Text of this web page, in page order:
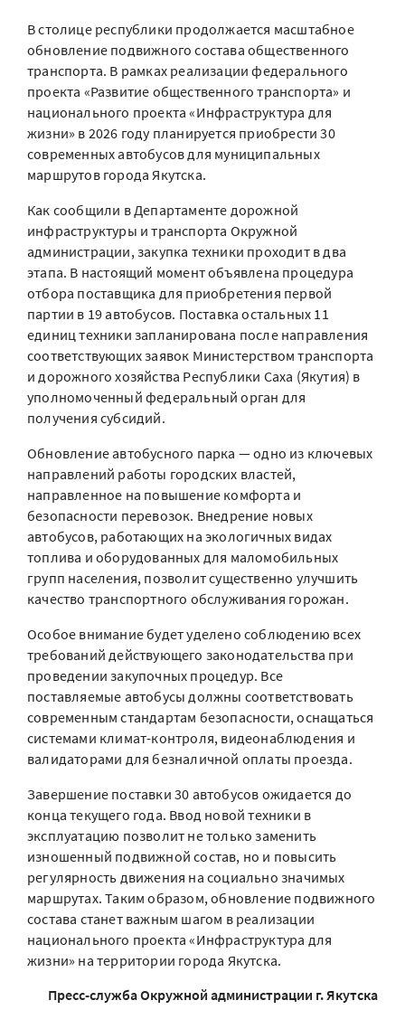
В столице республики продолжается масштабное
обновление подвижного состава общественного
транспорта. В рамках реализации федерального
проекта «Развитие общественного транспорта» и
национального проекта «Инфраструктура для
жизни» в 2026 году планируется приобрести 30
современных автобусов для муниципальных
маршрутов города Якутска.
Как сообщили в Департаменте дорожной
инфраструктуры и транспорта Окружной
администрации, закупка техники проходит в два
этапа. В настоящий момент объявлена процедура
отбора поставщика для приобретения первой
партии в 19 автобусов. Поставка остальных 11
единиц техники запланирована после направления
соответствующих заявок Министерством транспорта
и дорожного хозяйства Республики Саха (Якутия) в
уполномоченный федеральный орган для
получения субсидий.
Обновление автобусного парка — одно из ключевых
направлений работы городских властей,
направленное на повышение комфорта и
безопасности перевозок. Внедрение новых
автобусов, работающих на экологичных видах
топлива и оборудованных для маломобильных
групп населения, позволит существенно улучшить
качество транспортного обслуживания горожан.
Особое внимание будет уделено соблюдению всех
требований действующего законодательства при
проведении закупочных процедур. Все
поставляемые автобусы должны соответствовать
современным стандартам безопасности, оснащаться
системами климат-контроля, видеонаблюдения и
валидаторами для безналичной оплаты проезда.
Завершение поставки 30 автобусов ожидается до
конца текущего года. Ввод новой техники в
эксплуатацию позволит не только заменить
изношенный подвижной состав, но и повысить
регулярность движения на социально значимых
маршрутах. Таким образом, обновление подвижного
состава станет важным шагом в реализации
национального проекта «Инфраструктура для
жизни» на территории города Якутска.
Пресс-служба Окружной администрации г. Якутска